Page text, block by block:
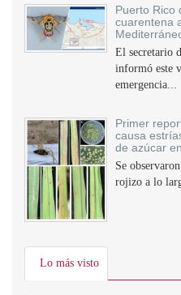
Puerto Rico
cuarentena
El secretario
informó este
emergencia...
Primer
causa
de azúcar
Se
rojizo a lo
Lo más visto